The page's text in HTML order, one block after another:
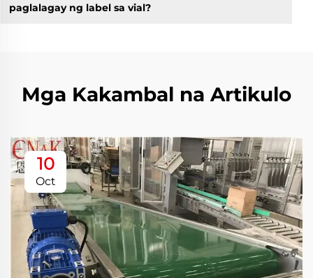
paglalagay ng label sa vial?
Mga Kakambal na Artikulo
10
Oct